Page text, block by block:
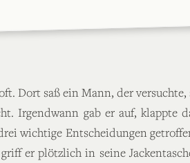
Dort saß ein Mann, der
Irgendwann gab er auf, klappte
wichtige Entscheidungen
er plötzlich in seine